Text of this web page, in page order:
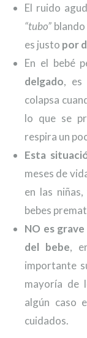
El ruido
“tubo”
es justo por
En el bebé
delgado, es
colapsa
lo que se
respira un
Esta
meses de
en las
bebes
NO es
del bebe,
importante
mayoría de
algún caso
cuidados.